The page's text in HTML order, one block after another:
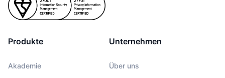
Produkte
Akademie
Unternehmen
Über uns